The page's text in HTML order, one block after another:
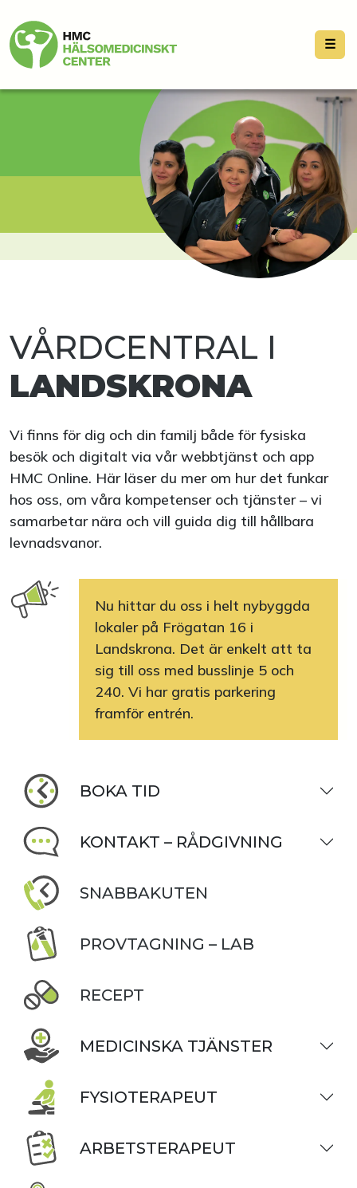
☰
VÅRDCENTRAL I
LANDSKRONA
Vi finns för dig och din familj både för fysiska
besök och digitalt via vår webbtjänst och app
HMC Online. Här läser du mer om hur det funkar
hos oss, om våra kompetenser och tjänster – vi
samarbetar nära och vill guida dig till hållbara
levnadsvanor.
Nu hittar du oss i helt nybyggda
lokaler på Frögatan 16 i
Landskrona. Det är enkelt att ta
sig till oss med busslinje 5 och
240. Vi har gratis parkering
framför entrén.
BOKA TID
KONTAKT – RÅDGIVNING
SNABBAKUTEN
PROVTAGNING – LAB
RECEPT
MEDICINSKA TJÄNSTER
FYSIOTERAPEUT
ARBETSTERAPEUT